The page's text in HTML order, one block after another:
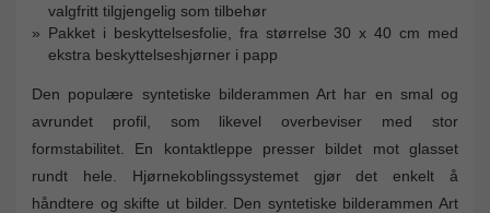
valgfritt tilgjengelig som tilbehør
Pakket i beskyttelsesfolie, fra størrelse 30 x 40 cm med
ekstra beskyttelseshjørner i papp
Den populære syntetiske bilderammen Art har en smal og
avrundet profil, som likevel overbeviser med stor
formstabilitet. En kontaktleppe presser bildet mot glasset
rundt hele. Hjørnekoblingssystemet gjør det enkelt å
håndtere og skifte ut bilder. Den syntetiske bilderammen Art